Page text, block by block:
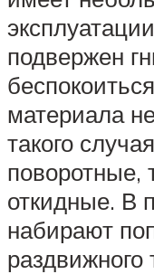
подвержен
материала
такого
поворотные,
откидные. В
набирают
раздвижного